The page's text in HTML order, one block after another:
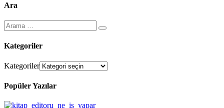
Ara
Kategoriler
Kategoriler
Popüler Yazılar